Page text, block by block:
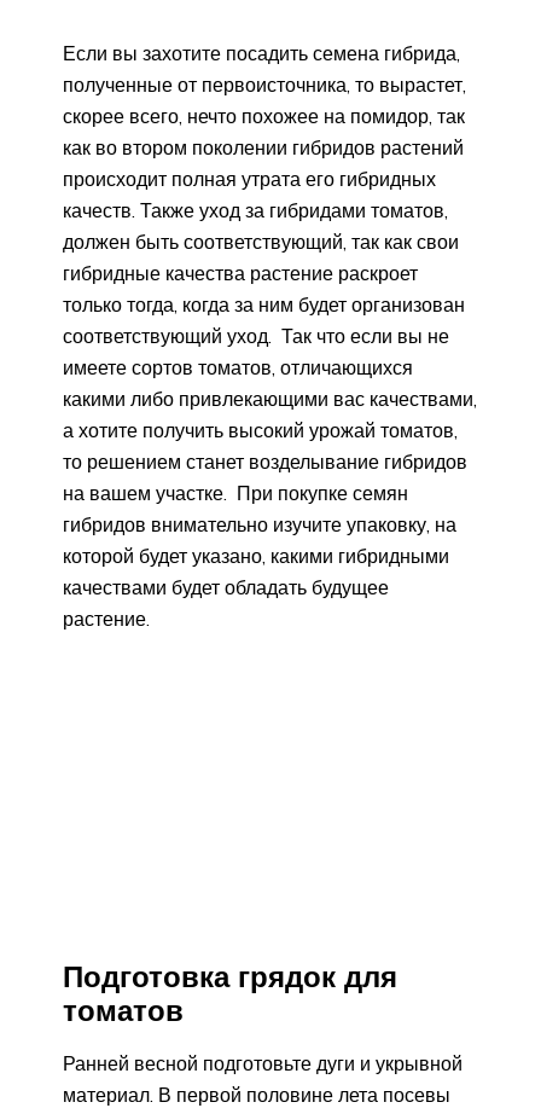
Если вы захотите посадить семена гибрида,
полученные от первоисточника, то вырастет,
скорее всего, нечто похожее на помидор, так
как во втором поколении гибридов растений
происходит полная утрата его гибридных
качеств. Также уход за гибридами томатов,
должен быть соответствующий, так как свои
гибридные качества растение раскроет
только тогда, когда за ним будет организован
соответствующий уход. Так что если вы не
имеете сортов томатов, отличающихся
какими либо привлекающими вас качествами,
а хотите получить высокий урожай томатов,
то решением станет возделывание гибридов
на вашем участке. При покупке семян
гибридов внимательно изучите упаковку, на
которой будет указано, какими гибридными
качествами будет обладать будущее
растение.
Подготовка грядок для
томатов
Ранней весной подготовьте дуги и укрывной
материал. В первой половине лета посевы